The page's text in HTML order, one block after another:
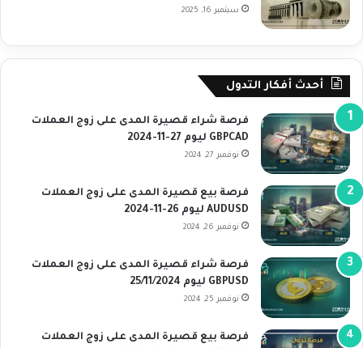
سبتمبر 16, 2025
أحدث أفكار التدول
فرصة شراء قصيرة المدى على زوج العملات
GBPCAD ليوم 27-11-2024
نوفمبر 27, 2024
فرصة بيع قصيرة المدى على زوج العملات
AUDUSD ليوم 26-11-2024
نوفمبر 26, 2024
فرصة شراء قصيرة المدى على زوج العملات
GBPUSD ليوم 25/11/2024
نوفمبر 25, 2024
فرصة بيع قصيرة المدى على زوج العملات